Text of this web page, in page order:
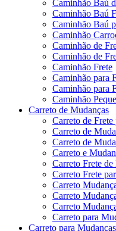
Caminhão Baú
Caminhão Baú
Caminhão Baú
Caminhão
Caminhão de
Caminhão de
Caminhão Frete
Caminhão para
Caminhão para
Caminhão
Carreto de Mudanças
Carreto de Frete
Carreto de
Carreto de
Carreto e
Carreto Frete de
Carreto Frete
Carreto
Carreto
Carreto
Carreto para
Carreto para Mudanças